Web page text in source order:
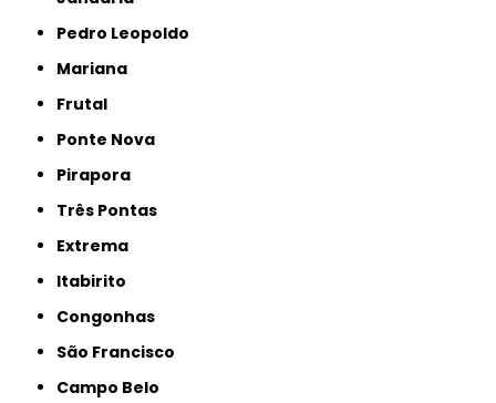
Pedro Leopoldo
Mariana
Frutal
Ponte Nova
Pirapora
Três Pontas
Extrema
Itabirito
Congonhas
São Francisco
Campo Belo